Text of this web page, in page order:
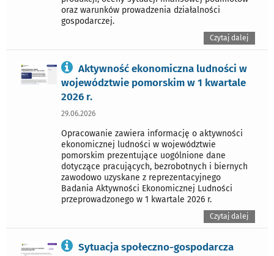
oraz warunków prowadzenia działalności
gospodarczej.
Czytaj dalej
Aktywność ekonomiczna ludności w
województwie pomorskim w 1 kwartale
2026 r.
29.06.2026
Opracowanie zawiera informację o aktywności
ekonomicznej ludności w województwie
pomorskim prezentujące uogólnione dane
dotyczące pracujących, bezrobotnych i biernych
zawodowo uzyskane z reprezentacyjnego
Badania Aktywności Ekonomicznej Ludności
przeprowadzonego w 1 kwartale 2026 r.
Czytaj dalej
Sytuacja społeczno-gospodarcza